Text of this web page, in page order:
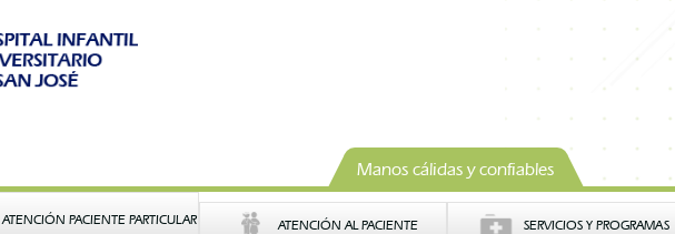
Manos cálidas y confiables
ATENCIÓN PACIENTE PARTICULAR ATENCIÓN AL PACIENTE SERVICIOS Y PROGRAMAS